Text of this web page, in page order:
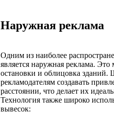
Наружная реклама
Одним из наиболее
является наружная реклама.
остановки и облицовка зданий.
рекламодателям создавать
расстоянии, что делает их
Технология также широко
вывесок: